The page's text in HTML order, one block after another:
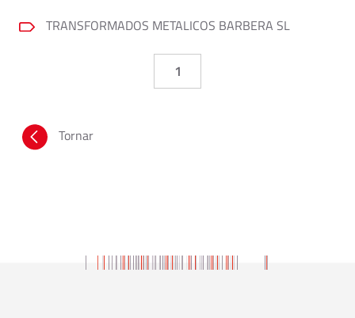
TRANSFORMADOS METALICOS BARBERA SL
1
Tornar